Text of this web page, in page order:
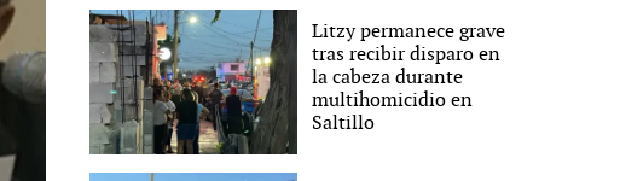
Litzy permanece grave
tras recibir disparo en
la cabeza durante
multihomicidio en
Saltillo